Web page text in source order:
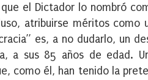
el Dictador lo nombró
atribuirse méritos
es, a no dudarlo, un
a sus 85 años de edad.
como él, han tenido la